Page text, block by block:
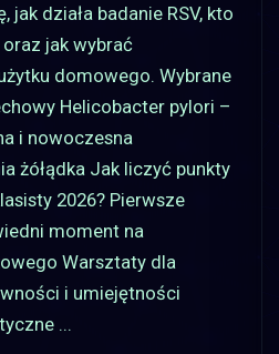
jak działa badanie RSV, kto
jak wybrać
domowego. Wybrane
Helicobacter pylori –
i nowoczesna
żółądka Jak liczyć punkty
2026? Pierwsze
moment na
Warsztaty dla
i umiejętności
...